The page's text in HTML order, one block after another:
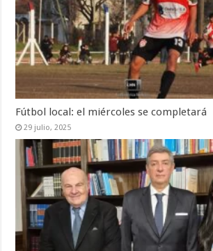
Fútbol local: el miércoles se completará
29 julio, 2025